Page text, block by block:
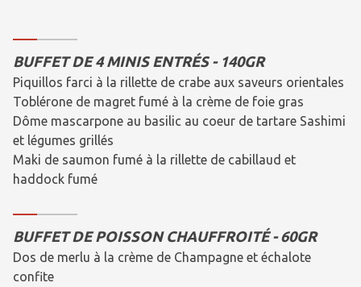
BUFFET DE 4 MINIS ENTRÉS - 140GR
Piquillos farci à la rillette de crabe aux saveurs orientales
Toblérone de magret fumé à la crème de foie gras
Dôme mascarpone au basilic au coeur de tartare Sashimi
et légumes grillés
Maki de saumon fumé à la rillette de cabillaud et
haddock fumé
BUFFET DE POISSON CHAUFFROITÉ - 60GR
Dos de merlu à la crème de Champagne et échalote
confite